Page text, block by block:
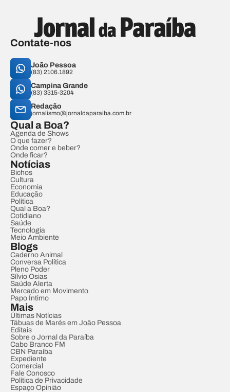
Contate-nos
João Pessoa
(83) 2106.1892
Campina Grande
(83) 3315-3204
Redação
jornalismo@jornaldaparaiba.com.br
Qual a Boa?
Agenda de Shows
O que fazer?
Onde comer e beber?
Onde ficar?
Notícias
Bichos
Cultura
Economia
Educação
Política
Qual a Boa?
Cotidiano
Saúde
Tecnologia
Meio Ambiente
Blogs
Caderno Animal
Conversa Política
Pleno Poder
Sílvio Osias
Saúde Alerta
Mercado em Movimento
Papo Íntimo
Mais
Últimas Notícias
Tábuas de Marés em João Pessoa
Editais
Sobre o Jornal da Paraíba
Cabo Branco FM
CBN Paraíba
Expediente
Comercial
Fale Conosco
Política de Privacidade
Espaço Opinião